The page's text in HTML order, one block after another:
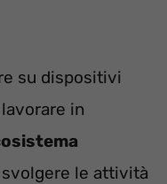
su dispositivi
in
le attività